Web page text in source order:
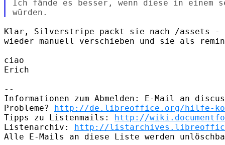
Ich fände es besser, wenn diese in einem
Klar, Silverstripe packt sie nach /assets -
wieder manuell verschieben und sie als
ciao
Erich
--
Informationen zum Abmelden: E-Mail an
Probleme? http://de.libreoffice.org/hilfe-
Tipps zu Listenmails: http://
Listenarchiv: http://